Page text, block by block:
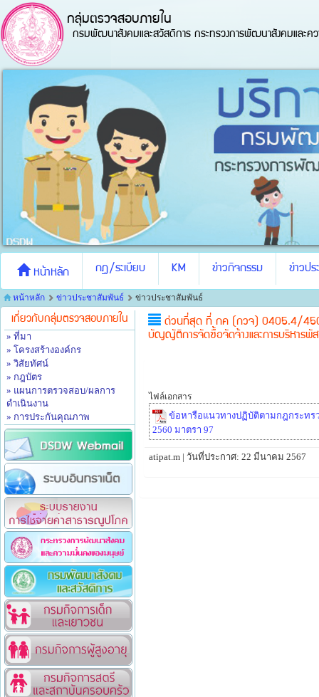
กลุ่มตรวจสอบภายใน
กรมพัฒนาสังคมและสวัสดิการ กระทรวงการพัฒนาสังคมและค
หน้าหลัก กฎ/ระเบียบ KM ข่าวกิจกรรม ข่าวป
หน้าหลัก ข่าวประชาสัมพันธ์ ข่าวประชาสัมพันธ์
เกี่ยวกับกลุ่มตรวจสอบภายใน
» ที่มา
» โครงสร้างองค์กร
» วิสัยทัศน์
» กฎบัตร
» แผนการตรวจสอบ/ผลการ
ดำเนินงาน
» การประกันคุณภาพ
ด่วนที่สุด ที่ กค (กวจ) 0405.4/
บัญญัติการจัดซื้อจัดจ้างและการบริหาร
ไฟล์เอกสาร
ข้อหารือแนวทางปฏิบัติตามกฎกระทร
2560 มาตรา 97
atipat.m | วันที่ประกาศ: 22 มีนาคม 2567